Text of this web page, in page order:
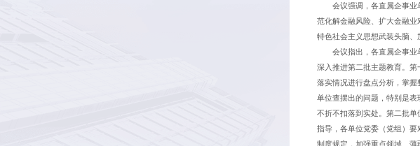
会议强调，各直属企事
范化解金融风险、扩大金融
特色社会主义思想武装头脑、
会议指出，各直属企事业
深入推进第二批主题教育。
落实情况进行盘点分析，掌
单位查摆出的问题，特别是
不折不扣落到实处。第二批
指导，各单位党委（党组）
制度规定，加强重点领域、